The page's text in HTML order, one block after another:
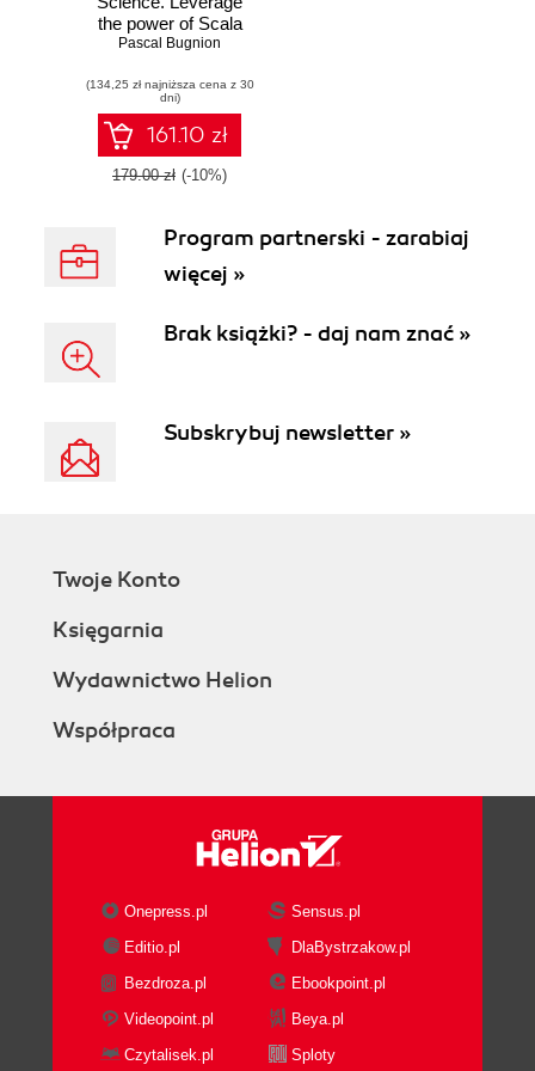
the power of Scala
with different tools
robust data
science
applications
Pascal Bugnion
(134,25 zł najniższa cena z 30
dni)
161.10 zł
179.00 zł (-10%)
Program partnerski - zarabiaj
więcej »
Brak książki? - daj nam znać »
Subskrybuj newsletter »
Twoje Konto
Księgarnia
Wydawnictwo Helion
Współpraca
Onepress.pl
Sensus.pl
Editio.pl
DlaBystrzakow.pl
Bezdroza.pl
Ebookpoint.pl
Videopoint.pl
Beya.pl
Czytalisek.pl
Sploty